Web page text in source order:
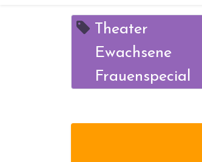
Theater
Ewachsene
Frauenspecial